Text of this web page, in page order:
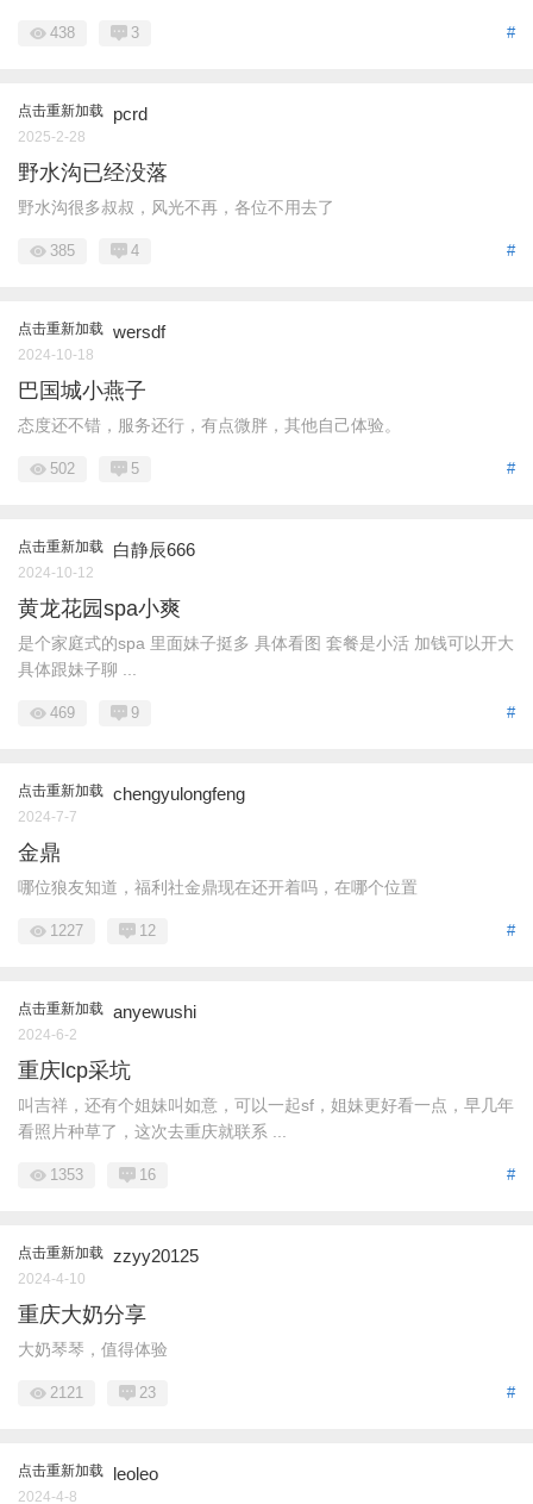
#
438 3
点击重新加载 pcrd
2025-2-28
野水沟已经没落
野水沟很多叔叔，风光不再，各位不用去了
#
385 4
点击重新加载 wersdf
2024-10-18
巴国城小燕子
态度还不错，服务还行，有点微胖，其他自己体验。
#
502 5
点击重新加载 白静辰666
2024-10-12
黄龙花园spa小爽
是个家庭式的spa 里面妹子挺多 具体看图 套餐是小活 加钱可以开大
具体跟妹子聊 ...
#
469 9
点击重新加载 chengyulongfeng
2024-7-7
金鼎
哪位狼友知道，福利社金鼎现在还开着吗，在哪个位置
#
1227 12
点击重新加载 anyewushi
2024-6-2
重庆lcp采坑
叫吉祥，还有个姐妹叫如意，可以一起sf，姐妹更好看一点，早几年
看照片种草了，这次去重庆就联系 ...
#
1353 16
点击重新加载 zzyy20125
2024-4-10
重庆大奶分享
大奶琴琴，值得体验
#
2121 23
点击重新加载 leoleo
2024-4-8